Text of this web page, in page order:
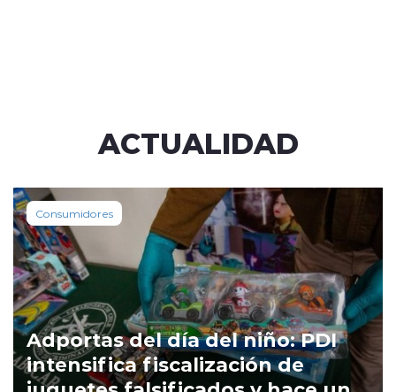
ACTUALIDAD
Consumidores
Adportas del día del niño: PDI
intensifica fiscalización de